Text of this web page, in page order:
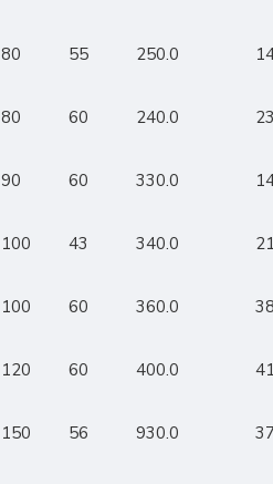
80 55 250.0
80 60 240.0
90 60 330.0
100 43 340.0
100 60 360.0
120 60 400.0
150 56 930.0